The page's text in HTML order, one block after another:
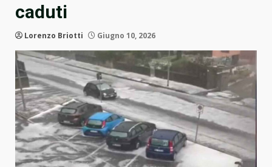
caduti
Lorenzo Briotti Giugno 10, 2026